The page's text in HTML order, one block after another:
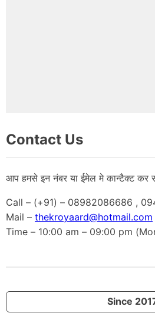
Contact Us
आप हमसे इन नंबर या ईमेल मे कान्टैक्ट कर
Call – (+91) – 08982086686 ,
Mail – thekroyaard@hotmail.com
Time – 10:00 am – 09:00 pm
Since